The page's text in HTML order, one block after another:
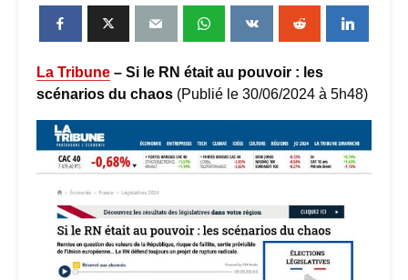
La Tribune – Si le RN était au pouvoir : les
scénarios du chaos (Publié le 30/06/2024 à 5h48)